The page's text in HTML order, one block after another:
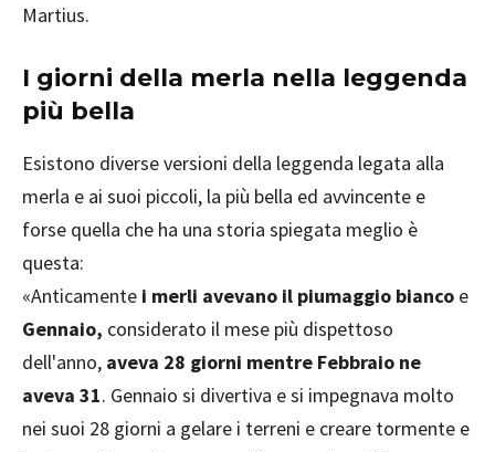
Martius.
I giorni della merla nella leggenda
più bella
Esistono diverse versioni della leggenda legata alla
merla e ai suoi piccoli, la più bella ed avvincente e
forse quella che ha una storia spiegata meglio è
questa:
«Anticamente i merli avevano il piumaggio bianco e
Gennaio, considerato il mese più dispettoso
dell'anno, aveva 28 giorni mentre Febbraio ne
aveva 31. Gennaio si divertiva e si impegnava molto
nei suoi 28 giorni a gelare i terreni e creare tormente e